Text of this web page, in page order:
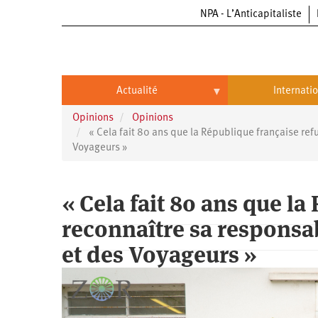
NPA - L’Anticapitaliste
Actualité
Actualité
Politique
Entreprises
Automobile
Aéronautique
Commerce
Oppressions
Oppressions
Antiracisme
Féminisme
Économie
Écologie
Éducation
États-
Continents
Continents
Opinions
Opinions
« Cela fait 80 ans que la République française
Voyageurs »
« Cela fait 80 ans que
reconnaître sa
et des Voyageurs »